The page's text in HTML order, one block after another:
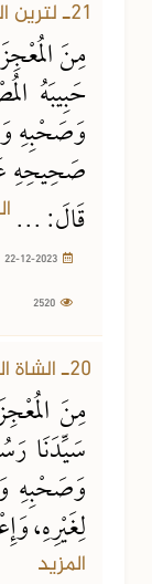
21ـ لترين الظعينة ترتحل من الحيرة
مِنَ
حَبِيبَهُ
وَصَحْبِهِ
صَحِيحِهِ
قَالَ: ...
20ـ الشاة المسمومة
مِنَ
سَيِّدَنَا
وَصَحْبِهِ
لِغَيْرِهِ،
المزيد